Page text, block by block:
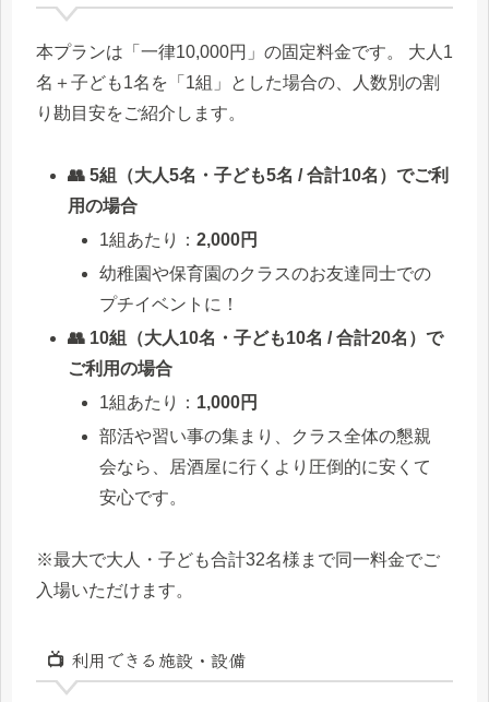
本プランは「一律10,000円」の固定料金です。 大人1
名＋子ども1名を「1組」とした場合の、人数別の割
り勘目安をご紹介します。
👥 5組（大人5名・子ども5名 / 合計10名）でご利
用の場合
1組あたり：2,000円
幼稚園や保育園のクラスのお友達同士での
プチイベントに！
👥 10組（大人10名・子ども10名 / 合計20名）で
ご利用の場合
1組あたり： 1,000円
部活や習い事の集まり、クラス全体の懇親
会なら、居酒屋に行くより圧倒的に安くて
安心です。
※最大で大人・子ども合計32名様まで同一料金でご
入場いただけます。
📺 利用できる施設・設備